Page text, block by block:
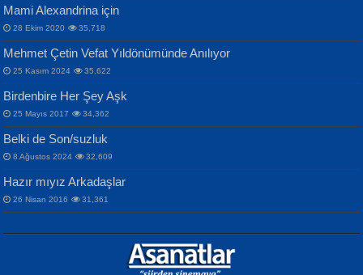
MAHMUT GÜRBÜZ
İbrahim Olmak ve Bitirebilmek...
NURAN KÖSE BAYDAR
Songül Özel
Mahzen...
NAZIM HİKMET RAN
Bir Cezaevinde, Tecritteki Adamın
Mektupları...
Mami Alexandrina için
28 Ekim 2020 35,718
Mehmet Çetin Vefat Yıldönümünde Anılıyor
25 Kasım 2024 35,622
Birdenbire Her Şey Aşk
25 Mayıs 2017 34,362
Belki de Son/suzluk
8 Ağustos 2024 32,609
Hazır mıyız Arkadaşlar
26 Nisan 2016 31,361